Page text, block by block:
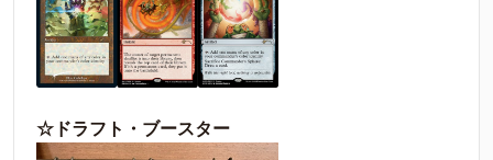
☆ドラフト・ブースター